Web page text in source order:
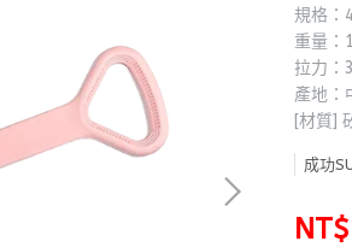
規格：
重量：
拉力：
產地：
[材質]
成功